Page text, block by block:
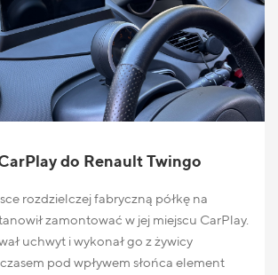
do Renault Twingo
rozdzielczej fabryczną półkę na
zamontować w jej miejscu CarPlay.
uchwyt i wykonał go z żywicy
pod wpływem słońca element